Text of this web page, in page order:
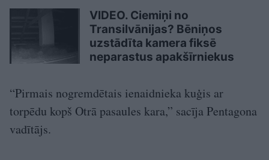
VIDEO. Ciemiņi no
Transilvānijas? Bēniņos
uzstādīta kamera fiksē
neparastus apakšīrniekus
“Pirmais nogremdētais ienaidnieka kuģis ar
torpēdu kopš Otrā pasaules kara,” sacīja Pentagona
vadītājs.